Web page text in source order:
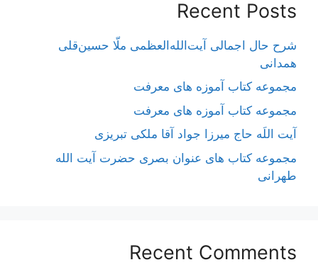
Recent Posts
شرح حال اجمالی آیت‌الله‌العظمی ملّا حسین‌قلی
همدانی
مجموعه کتاب آموزه های معرفت
مجموعه کتاب آموزه های معرفت
آیت اللَه حاج میرزا جواد آقا ملکی تبریزی
مجموعه کتاب های عنوان بصری حضرت آیت الله
طهرانی
Recent Comments